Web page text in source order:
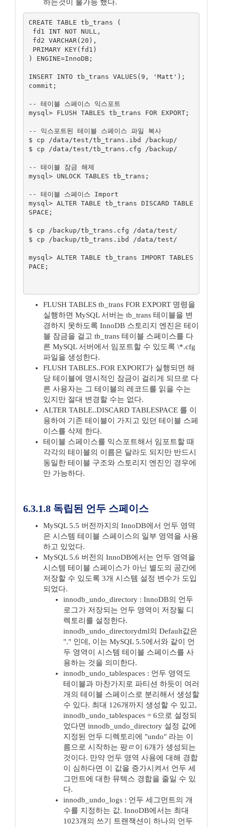
하는것이 불가능 했다.
CREATE TABLE tb_trans (
) ENGINE=InnoDB;
INSERT INTO tb_trans VALUES(9, 'Matt');
commit;
-- 테이블 스페이스 익스포트
mysql> FLUSH TABLES tb_trans FOR EXPORT;
-- 익스포트된 테이블 스페이스 파일 복사
$ cp /data/test/tb_trans.ibd /backup/
$ cp /data/test/tb_trans.cfg /backup/
-- 테이블 잠금 해제
mysql> UNLOCK TABLES tb_trans;
-- 테이블 스페이스 Import
mysql> ALTER TABLE tb_trans DISCARD TABLE
SPACE;
$ cp /backup/tb_trans.cfg /data/test/
$ cp /backup/tb_trans.ibd /data/test/
mysql> ALTER TABLE tb_trans IMPORT TABLES
PACE;
FLUSH TABLES tb_trans FOR EXPORT 명령을
실행하면 MySQL 서버는 tb_trans 테이블을 변
경하지 못하도록 InnoDB 스토리지 엔진은 테이
블 잠금을 걸고 tb_trans 테이블 스페이스를 다
른 MySQL 서버에서 임포트할 수 있도록 \*.cfg
파일을 생성한다.
FLUSH TABLES..FOR EXPORT가 실행되면 해
당 테이블에 명시적인 잠금이 걸리게 되므로 다
른 사용자는 그 테이블의 레코드를 읽을 수는
있지만 절대 변경할 수는 없다.
ALTER TABLE..DISCARD TABLESPACE 를 이
용하여 기존 테이블이 가지고 있던 테이블 스페
이스를 삭제 한다.
테이블 스페이스를 익스포트해서 임포트할 때
각각의 테이블의 이름은 달라도 되지만 반드시
동일한 테이블 구조와 스토리지 엔진인 경우에
만 가능하다.
6.3.1.8 독립된 언두 스페이스
MySQL 5.5 버전까지의 InnoDB에서 언두 영역
은 시스템 테이블 스페이스의 일부 영역을 사용
하고 있었다.
MySQL 5.6 버전의 InnoDB에서는 언두 영역을
시스템 테이블 스페이스가 아닌 별도의 공간에
저장할 수 있도록 3개 시스템 설정 변수가 도입
되었다.
innodb_undo_directory : InnoDB의 언두
로그가 저장되는 언두 영역이 저장될 디
렉토리를 설정한다.
innodb_undo_directorydml의 Default값은
"." 인데, 이는 MySQL 5.5에서와 같이 언
두 영역이 시스템 테이블 스페이스를 사
용하는 것을 의미한다.
innodb_undo_tablespaces : 언두 영역도
테이블과 마찬가지로 파티션 하듯이 여러
개의 테이블 스페이스로 분리해서 생성할
수 있다. 최대 126개까지 생성할 수 있고,
innodb_undo_tablespaces = 6으로 설정되
었다면 innodb_undo_directory 설정 값에
지정된 언두 디렉토리에 "undo" 라는 이
름으로 시작하는 팡ㄹ이 6개가 생성되는
것이다. 만약 언두 영역 사용에 대해 경합
이 심하다면 이 값을 증가시켜서 언두 세
그먼트에 대한 뮤텍스 경합을 줄일 수 있
다.
innodb_undo_logs : 언두 세그먼트의 개
수를 지정하는 값. InnoDB에서는 최대
1023개의 쓰기 트랜잭션이 하나의 언두